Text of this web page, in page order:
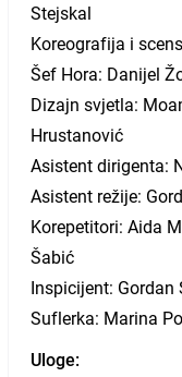
Stejskal
Koreografija i
Šef Hora: Danijel
Dizajn svjetla:
Hrustanović
Asistent dirigenta:
Asistent režije:
Korepetitori: Aida
Šabić
Inspicijent: Gordan
Suflerka: Marina
Uloge: